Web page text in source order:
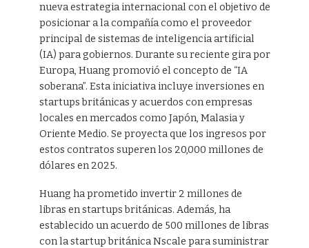
nueva estrategia internacional con el objetivo de
posicionar a la compañía como el proveedor
principal de sistemas de inteligencia artificial
(IA) para gobiernos. Durante su reciente gira por
Europa, Huang promovió el concepto de “IA
soberana”. Esta iniciativa incluye inversiones en
startups británicas y acuerdos con empresas
locales en mercados como Japón, Malasia y
Oriente Medio. Se proyecta que los ingresos por
estos contratos superen los 20,000 millones de
dólares en 2025.
Huang ha prometido invertir 2 millones de
libras en startups británicas. Además, ha
establecido un acuerdo de 500 millones de libras
con la startup británica Nscale para suministrar